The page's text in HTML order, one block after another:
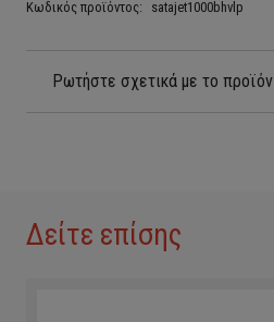
Κωδικός προϊόντος: satajet1000bhvlp
Ρωτήστε σχετικά με το προϊόν
Δείτε επίσης